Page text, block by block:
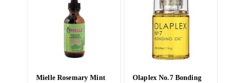
Mielle Rosemary Mint
Olaplex No.7 Bonding